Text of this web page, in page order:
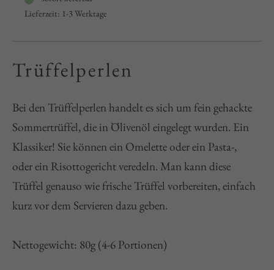
Lieferzeit: 1-3 Werktage
Trüffelperlen
Bei den Trüffelperlen handelt es sich um fein gehackte
Sommertrüffel, die in Ölivenöl eingelegt wurden. Ein
Klassiker! Sie können ein Omelette oder ein Pasta-,
oder ein Risottogericht veredeln. Man kann diese
Trüffel genauso wie frische Trüffel vorbereiten, einfach
kurz vor dem Servieren dazu geben.
Nettogewicht: 80g (4-6 Portionen)